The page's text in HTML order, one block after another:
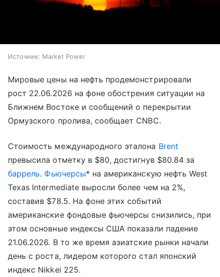
Источник: Market Power
Мировые цены на нефть продемонстрировали
рост 22.06.2026 на фоне обострения ситуации на
Ближнем Востоке и сообщений о перекрытии
Ормузского пролива, сообщает CNBC.
Стоимость международного эталона Brent
превысила отметку в $80, достигнув $80.84 за
баррель. Фьючерсы* на американскую нефть West
Texas Intermediate выросли более чем на 2%,
составив $78.5. На фоне этих событий
американские фондовые фьючерсы снизились, при
этом основные индексы США показали падение
21.06.2026. В то же время азиатские рынки начали
день с роста, лидером которого стал японский
индекс Nikkei 225.